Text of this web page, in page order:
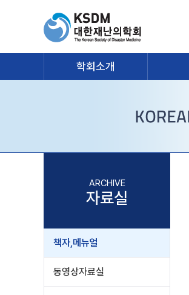
학회소개
ARCHIVE
자료실
책자,메뉴얼
동영상자료실